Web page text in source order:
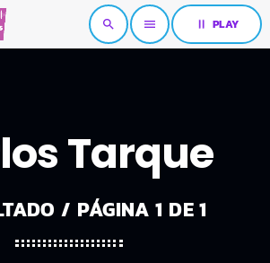
search menu pause PLAY
Tarque
/ PÁGINA 1 DE 1